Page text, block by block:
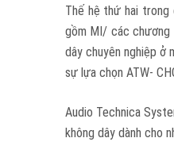
Thế hệ thứ hai trong
gồm MI/ các chương
dây chuyên nghiệp ở
sự lựa chọn ATW-
Audio Technica
không dây dành cho